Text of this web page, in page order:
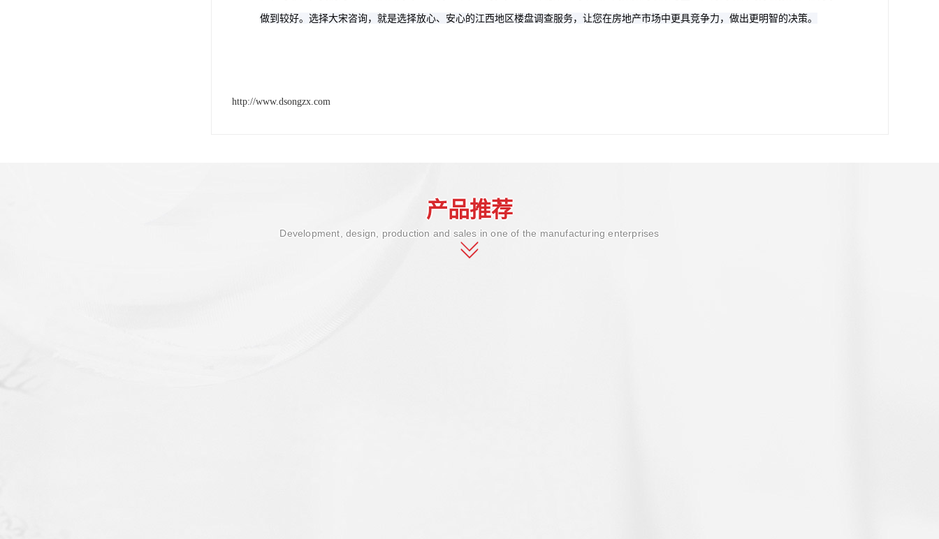
做到较好。选择大宋咨询，就是选择放心、安心的江西地区楼盘调查服务，让您在房地产市场中更具竞争力，做出更明智的决策。
http://www.dsongzx.com
产品推荐
Development, design, production and sales in one of the manufacturing enterprises